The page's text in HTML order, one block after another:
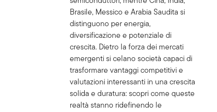
Brasile, Messico e Arabia Saudita si
distinguono per energia,
diversificazione e potenziale di
crescita. Dietro la forza dei mercati
emergenti si celano società capaci di
trasformare vantaggi competitivi e
valutazioni interessanti in una crescita
solida e duratura: scopri come queste
realtà stanno ridefinendo le